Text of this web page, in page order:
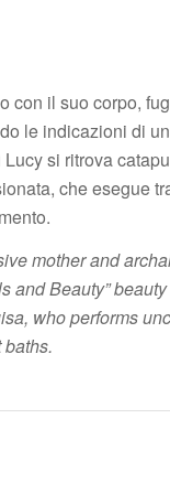
con il suo corpo,
le indicazioni di
si ritrova
che esegue
mother and
Beauty”
who performs